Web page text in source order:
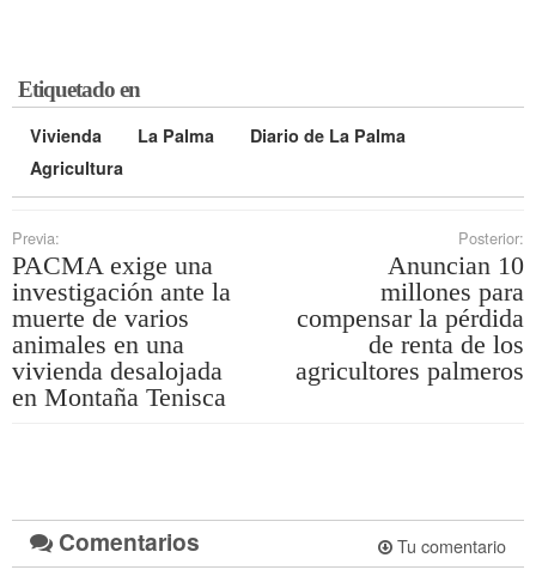
Etiquetado en
Vivienda La Palma
Diario de La Palma
Agricultura
Previa:
PACMA exige una
investigación ante la
muerte de varios
animales en una
vivienda desalojada
en Montaña Tenisca
Posterior:
Anuncian 10
millones para
compensar la pérdida
de renta de los
agricultores palmeros
Comentarios Tu comentario